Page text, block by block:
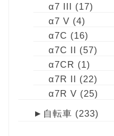
α7 III (17)
α7 V (4)
α7C (16)
α7C II (57)
α7CR (1)
α7R II (22)
α7R V (25)
► 自転車 (233)